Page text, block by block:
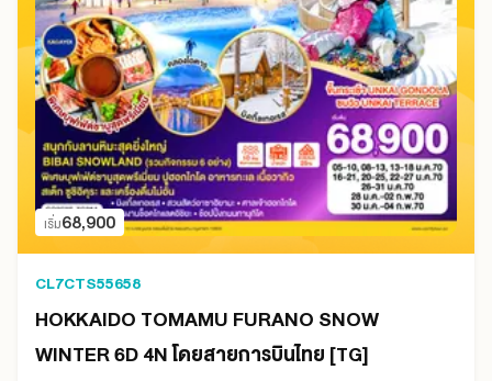
เริ่ม68,900
CL7CTS55658
HOKKAIDO TOMAMU FURANO SNOW
WINTER 6D 4N โดยสายการบินไทย [TG]